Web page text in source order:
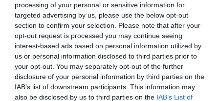
processing of your personal or sensitive information for
targeted advertising by us, please use the below opt-out
section to confirm your selection. Please note that after your
opt-out request is processed you may continue seeing
interest-based ads based on personal information utilized by
us or personal information disclosed to third parties prior to
your opt-out. You may separately opt-out of the further
disclosure of your personal information by third parties on the
IAB’s list of downstream participants. This information may
also be disclosed by us to third parties on the IAB’s List of
Segons l'últim estudi de McKinsey, aquests
ajudants poden augmentar la productivitat fins a
un 50% en tasques senzilles, però aquesta xifra es
desploma a un 10% en tasques més complexes. Si
fas servir aquestes eines per coedició, observaràs
resultats similars. Si el text està ben escrit la
millora és escassa, només quan escrius en una